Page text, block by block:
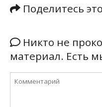
Поделитесь
Никто не
материал. Есть